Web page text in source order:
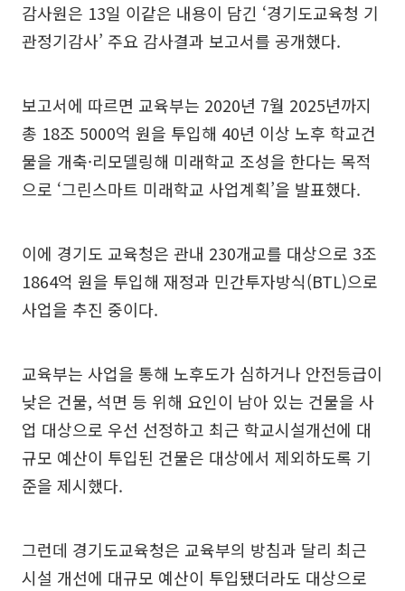
감사원은 13일 이같은 내용이 담긴 ‘경기도교육청 기
관정기감사’ 주요 감사결과 보고서를 공개했다.
보고서에 따르면 교육부는 2020년 7월 2025년까지
총 18조 5000억 원을 투입해 40년 이상 노후 학교건
물을 개축·리모델링해 미래학교 조성을 한다는 목적
으로 ‘그린스마트 미래학교 사업계획’을 발표했다.
이에 경기도 교육청은 관내 230개교를 대상으로 3조
1864억 원을 투입해 재정과 민간투자방식(BTL)으로
사업을 추진 중이다.
교육부는 사업을 통해 노후도가 심하거나 안전등급이
낮은 건물, 석면 등 위해 요인이 남아 있는 건물을 사
업 대상으로 우선 선정하고 최근 학교시설개선에 대
규모 예산이 투입된 건물은 대상에서 제외하도록 기
준을 제시했다.
그런데 경기도교육청은 교육부의 방침과 달리 최근
시설 개선에 대규모 예산이 투입됐더라도 대상으로